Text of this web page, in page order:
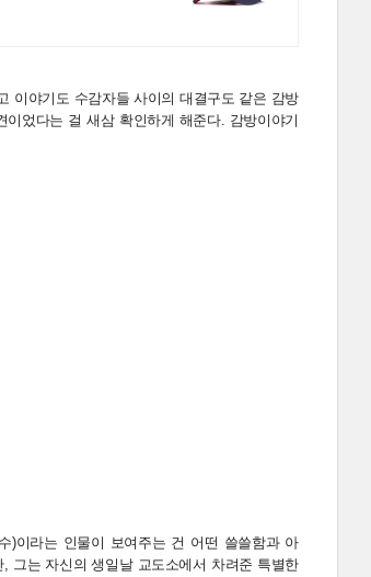
이야기도 수감자들 사이의 대결구도 같은 감방
었다는 걸 새삼 확인하게 해준다. 감방이야기
)이라는 인물이 보여주는 건 어떤 쓸쓸함과 아
그는 자신의 생일날 교도소에서 차려준 특별한